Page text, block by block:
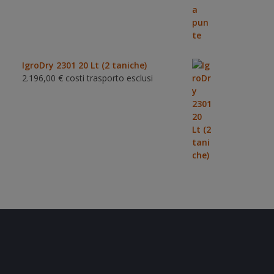
IgroDry 2301 20 Lt (2 taniche)
2.196,00 € costi trasporto esclusi